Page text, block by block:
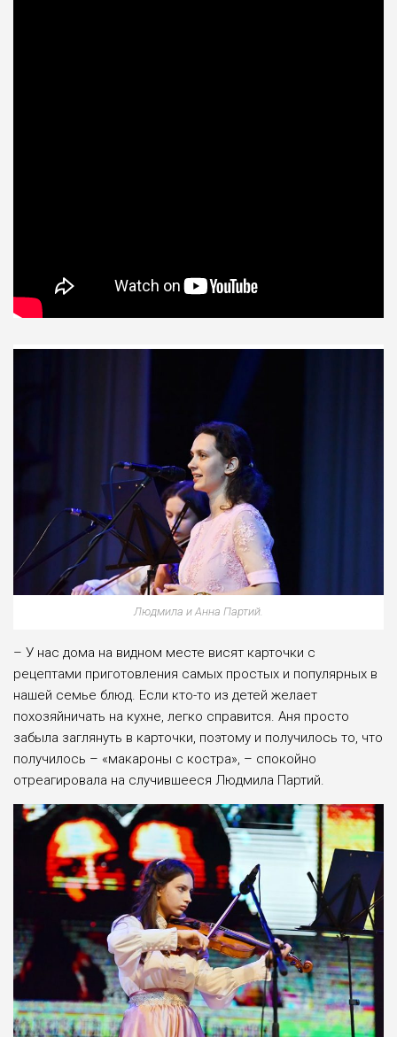
Людмила и Анна Партий.
– У нас дома на видном месте висят карточки с
рецептами приготовления самых простых и популярных в
нашей семье блюд. Если кто-то из детей желает
похозяйничать на кухне, легко справится. Аня просто
забыла заглянуть в карточки, поэтому и получилось то, что
получилось ­– «макароны с костра», – спокойно
отреагировала на случившееся Людмила Партий.